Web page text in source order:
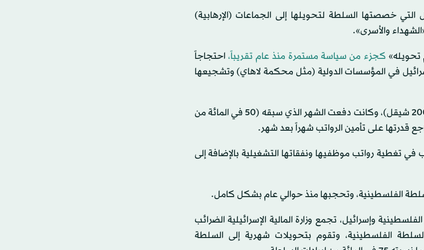
التي خصصتها السلطة لتحويلها إلى الجماعات (الإرهابية)
والأسرى».
تحويله» كجزء من سياسة مستمرة منذ عام تقريباً، احتجاجاً
في المؤسسات الدولية (مثل محكمة لاهاي) وتشجيعها
(2000 شيقل)، وكانت دفعت الشهر الذي سبقه (50 في المائة من
تغطية رواتب موظفيها ونفقاتها التشغيلية بالإضافة إلى
1993 بين منظمة التحرير الفلسطينية وإسرائيل، تجمع وزارة المالية الإسرائيلية الضرائب
الفلسطينية، وتقوم بتحويلات شهرية إلى السلطة